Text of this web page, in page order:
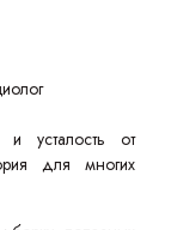
усталость от
для многих